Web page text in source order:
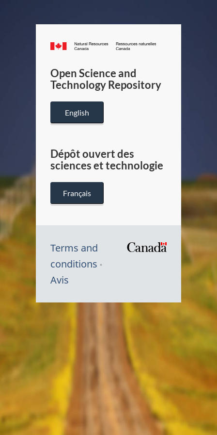
Canada.ca
/
Canada
Open Science and
Technology Repository
English
Dépôt ouvert des
sciences et technologie
Français
Terms and
conditions
Avis
Symbole
Canada